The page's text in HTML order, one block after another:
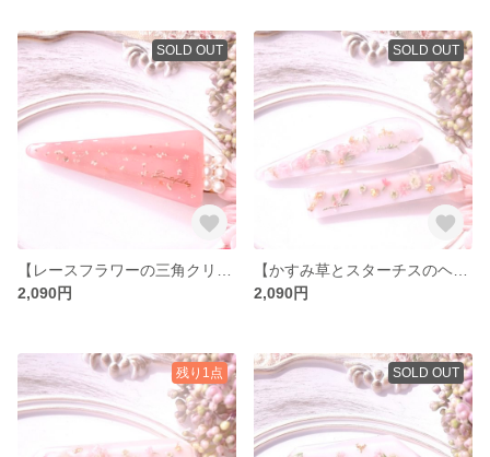
SOLD OUT
2,090円
SOLD OUT
2,090円
残り1点 SOLD OUT